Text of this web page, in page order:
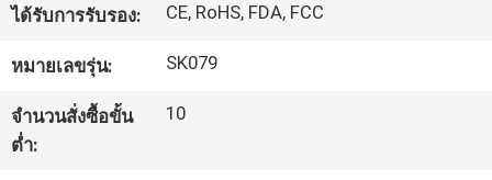
เกี่ยว
กับ
เรา
ได้รับการรับรอง: CE, RoHS, FDA, FCC
หมายเลขรุ่น: SK079
จำนวนสั่งซื้อขั้น
ต่ำ:
10